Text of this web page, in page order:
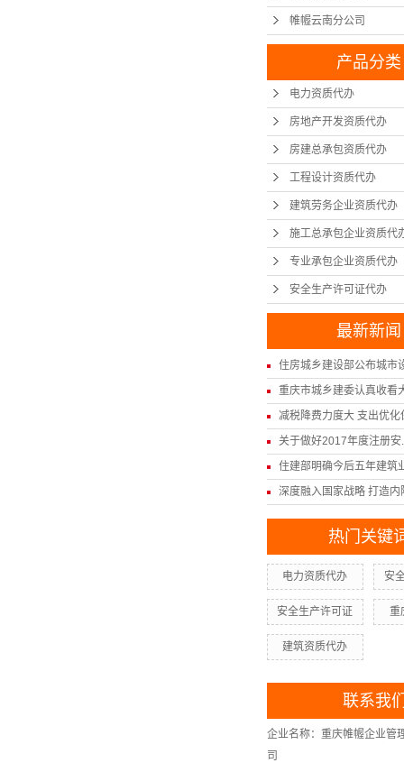
帷幄云南分公司
产品分类
电力资质代办
房地产开发资质代办
房建总承包资质代办
工程设计资质代办
建筑劳务企业资质代办
施工总承包企业资质代
专业承包企业资质代办
安全生产许可证代办
最新新闻
住房城乡建设部公布城市
重庆市城乡建委认真收看
减税降费力度大 支出优化
关于做好2017年度注册安
住建部明确今后五年建筑
深度融入国家战略 打造内
热门关键
电力资质代办 安
安全生产许可证 重
建筑资质代办
联系我
企业名称：重庆帷幄企业管
司